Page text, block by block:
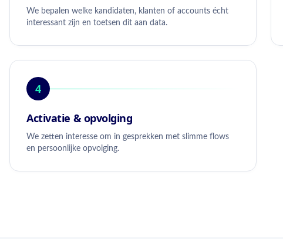
We bepalen welke kandidaten, klanten of accounts écht
interessant zijn en toetsen dit aan data.
4
Activatie & opvolging
We zetten interesse om in gesprekken met slimme flows
en persoonlijke opvolging.